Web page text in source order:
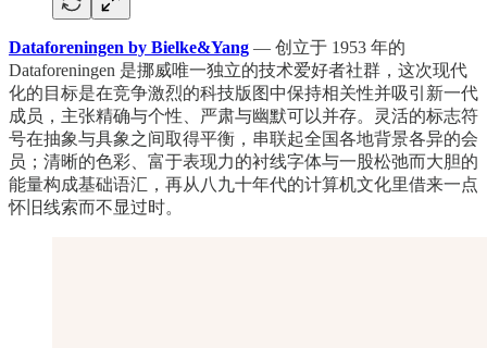
Dataforeningen by Bielke&Yang — 创立于 1953 年的
Dataforeningen 是挪威唯一独立的技术爱好者社群，这次现代
化的目标是在竞争激烈的科技版图中保持相关性并吸引新一代
成员，主张精确与个性、严肃与幽默可以并存。灵活的标志符
号在抽象与具象之间取得平衡，串联起全国各地背景各异的会
员；清晰的色彩、富于表现力的衬线字体与一股松弛而大胆的
能量构成基础语汇，再从八九十年代的计算机文化里借来一点
怀旧线索而不显过时。